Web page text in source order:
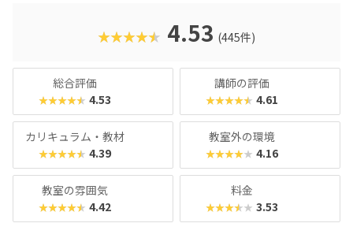
材と交換できるシステムなど、「あきんど」らしいユニーク
な工夫も光ります。コラボイベントも盛んで、JAXA「はやぶ
ヒートアップ！あの手この手で子どもの関心を引き付けてく
れるスクールです。モダンな雰囲気や最先端の科学トピック
に惹かれる保護者におすすめといえるでしょう。
★★★★★ 4.53 (445件)
総合評価
★★★★★ 4.53
講師の評価
★★★★★ 4.61
カリキュラム・教材
★★★★★ 4.39
教室外の環境
★★★★★ 4.16
教室の雰囲気
★★★★★ 4.42
料金
★★★★★ 3.53